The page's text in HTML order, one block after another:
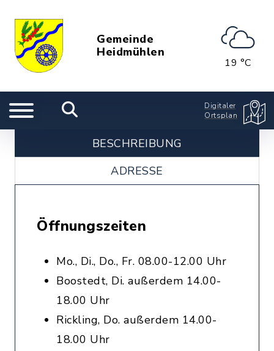
Gemeinde
Heidmühlen
19 °C
Digitaler
Ortsplan
BESCHREIBUNG
ADRESSE
Öffnungszeiten
Mo., Di., Do., Fr. 08.00-12.00 Uhr
Boostedt, Di. außerdem 14.00-
18.00 Uhr
Rickling, Do. außerdem 14.00-
18.00 Uhr